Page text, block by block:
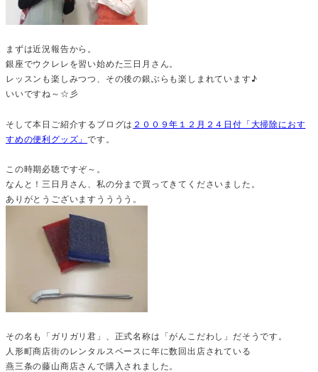
まずは近況報告から。
銀座でウクレレを習い始めた三日月さん。
レッスンも楽しみつつ、その後の銀ぶらも楽しまれています♪
いいですね～☆彡
そして本日ご紹介するブログは ２００９年１２月２４日付「大掃除におす
すめの便利グッズ」です。
この時期必聴ですぞ～。
なんと！三日月さん、私の分まで買ってきてくださいました。
ありがとうございますうううう。
その名も「ガリガリ君」、正式名称は「がんこだわし」だそうです。
人形町商店街のレンタルスペースに年に数回出店されている
燕三条の藤山商店さんで購入されました。